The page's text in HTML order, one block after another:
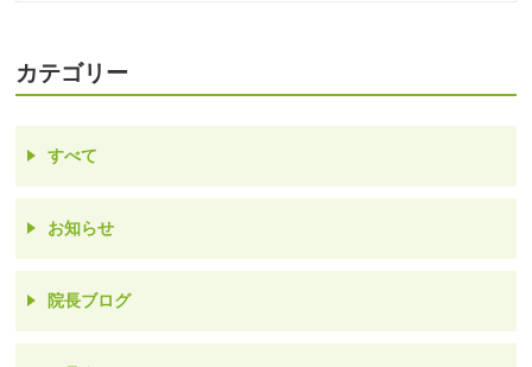
カテゴリー
すべて
お知らせ
院長ブログ